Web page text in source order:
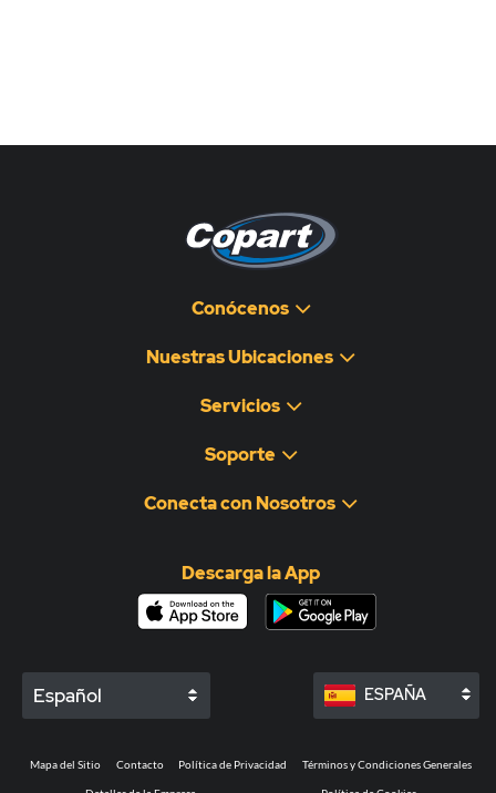
Conócenos
Nuestras Ubicaciones
Servicios
Soporte
Conecta con Nosotros
Descarga la App
Español ESPAÑA
Mapa del Sitio Contacto Política de Privacidad Términos y Condiciones Generales